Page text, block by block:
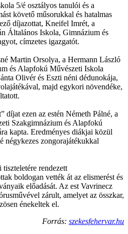
5/é osztályos tanulói és a
követő műsorukkal és hatalmas
díjazottat, Kneifel Imrét, a
Általános Iskola, Gimnázium és
címzetes igazgatót.
Martin Orsolya, a Hermann László
és Alapfokú Művészeti Iskola
Olivér és Eszti néni dédunokája,
majd egykori növendéke,
díjat ezen az estén Németh Pálné, a
Szakgimnázium és Alapfokú
kapta. Eredményes diákjai közül
négykezes zongorajátékukkal
rendezett
boldogan vették át az elismerést és
előadását. Az est Vavrinecz
zárult, amelyet az összkar,
énekeltek el.
Forrás: szekesfehervar.hu